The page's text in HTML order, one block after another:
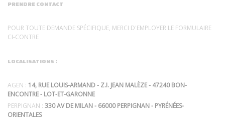
PRENDRE CONTACT
POUR TOUTE DEMANDE SPÉCIFIQUE, MERCI D'EMPLOYER LE FORMULAIRE
CI-CONTRE
LOCALISATIONS :
AGEN : 14, RUE LOUIS-ARMAND - Z.I. JEAN MALÈZE - 47240 BON-
ENCONTRE - LOT-ET-GARONNE
PERPIGNAN : 330 AV DE MILAN - 66000 PERPIGNAN - PYRÉNÉES-
ORIENTALES